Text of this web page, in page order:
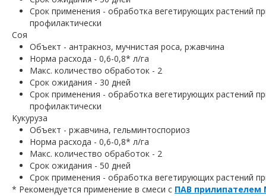
Срок применения - обработка вегетирующих растений
профилактически
Соя
Объект - антракноз, мучнистая роса, ржавчина
Норма расхода - 0,6-0,8* л/га
Макс. количество обработок - 2
Срок ожидания - 30 дней
Срок применения - обработка вегетирующих растений
профилактически
Кукуруза
Объект - ржавчина, гельминтоспориоз
Норма расхода - 0,6-0,8* л/га
Макс. количество обработок - 2
Срок ожидания - 50 дней
Срок применения - обработка вегетирующих растений
* Рекомендуется применение в смеси с ПАВ прилипателем